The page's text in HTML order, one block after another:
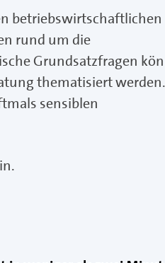
betriebswirtschaftlichen
rund um die
Grundsatzfragen
thematisiert werden.
sensiblen